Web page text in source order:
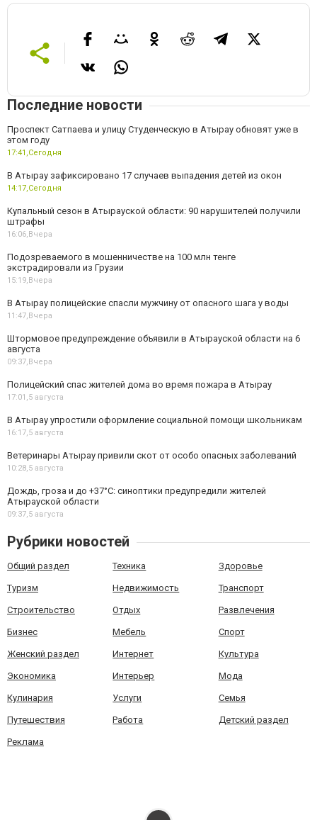
Последние новости
Проспект Сатпаева и улицу Студенческую в Атырау обновят уже в
этом году
17:41,Сегодня
В Атырау зафиксировано 17 случаев выпадения детей из окон
14:17,Сегодня
Купальный сезон в Атырауской области: 90 нарушителей получили
штрафы
16:06, Вчера
Подозреваемого в мошенничестве на 100 млн тенге
экстрадировали из Грузии
15:19, Вчера
В Атырау полицейские спасли мужчину от опасного шага у воды
11:47, Вчера
Штормовое предупреждение объявили в Атырауской области на 6
августа
09:37, Вчера
Полицейский спас жителей дома во время пожара в Атырау
17:01,5 августа
В Атырау упростили оформление социальной помощи школьникам
16:17,5 августа
Ветеринары Атырау привили скот от особо опасных заболеваний
10:28,5 августа
Дождь, гроза и до +37°C: синоптики предупредили жителей
Атырауской области
09:37,5 августа
Рубрики новостей
Общий раздел Техника Здоровье
Туризм Недвижимость Транспорт
Строительство Отдых Развлечения
Бизнес Мебель Спорт
Женский раздел Интернет Культура
Экономика Интерьер Мода
Кулинария Услуги Семья
Путешествия Работа Детский раздел
Реклама